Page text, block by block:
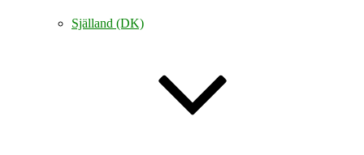
Själland (DK)